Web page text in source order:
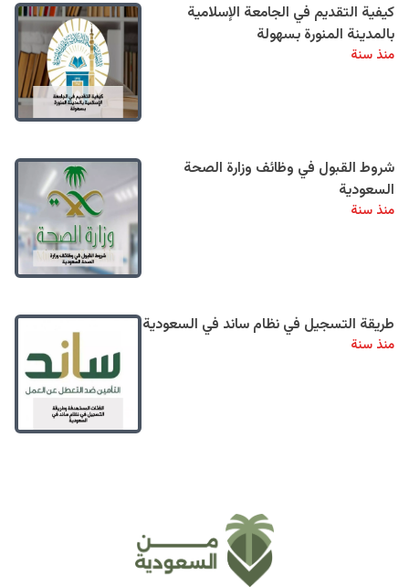
كيفية التقديم في الجامعة الإسلامية
بالمدينة المنورة بسهولة
منذ سنة
شروط القبول في وظائف وزارة الصحة
السعودية
منذ سنة
طريقة التسجيل في نظام ساند في السعودية
منذ سنة